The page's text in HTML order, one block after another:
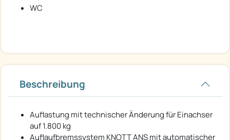
WC
Beschreibung
Auflastung mit technischer Änderung für Einachser
auf 1.800 kg
Auflaufbremssystem KNOTT ANS mit automatischer